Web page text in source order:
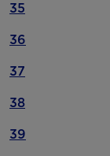
35
36
37
38
39